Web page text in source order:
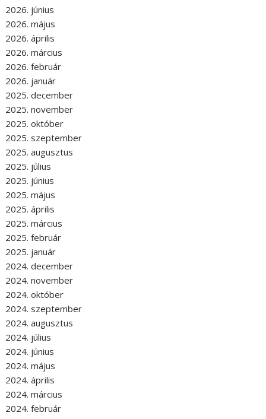
2026. június
2026. május
2026. április
2026. március
2026. február
2026. január
2025. december
2025. november
2025. október
2025. szeptember
2025. augusztus
2025. július
2025. június
2025. május
2025. április
2025. március
2025. február
2025. január
2024. december
2024. november
2024. október
2024. szeptember
2024. augusztus
2024. július
2024. június
2024. május
2024. április
2024. március
2024. február